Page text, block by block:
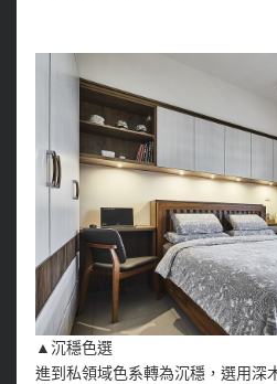
▲沉穩色選
進到私領域色系轉為沉穩，選用深